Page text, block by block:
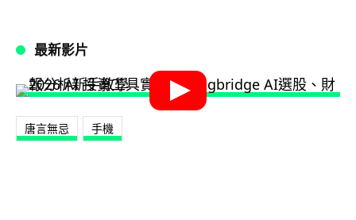
最新影片
唐言無忌 手機